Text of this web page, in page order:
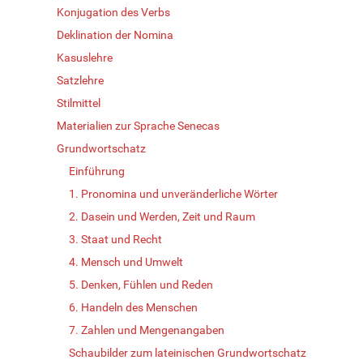
Konjugation des Verbs
Deklination der Nomina
Kasuslehre
Satzlehre
Stilmittel
Materialien zur Sprache Senecas
Grundwortschatz
Einführung
1. Pronomina und unveränderliche Wörter
2. Dasein und Werden, Zeit und Raum
3. Staat und Recht
4. Mensch und Umwelt
5. Denken, Fühlen und Reden
6. Handeln des Menschen
7. Zahlen und Mengenangaben
Schaubilder zum lateinischen Grundwortschatz